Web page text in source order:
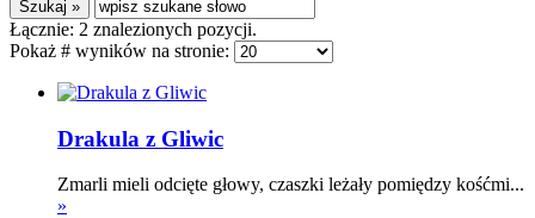
Łącznie: 2 znalezionych pozycji.
Pokaż # wyników na stronie:
Drakula z Gliwic
Zmarli mieli odcięte głowy, czaszki leżały pomiędzy kośćmi...
»